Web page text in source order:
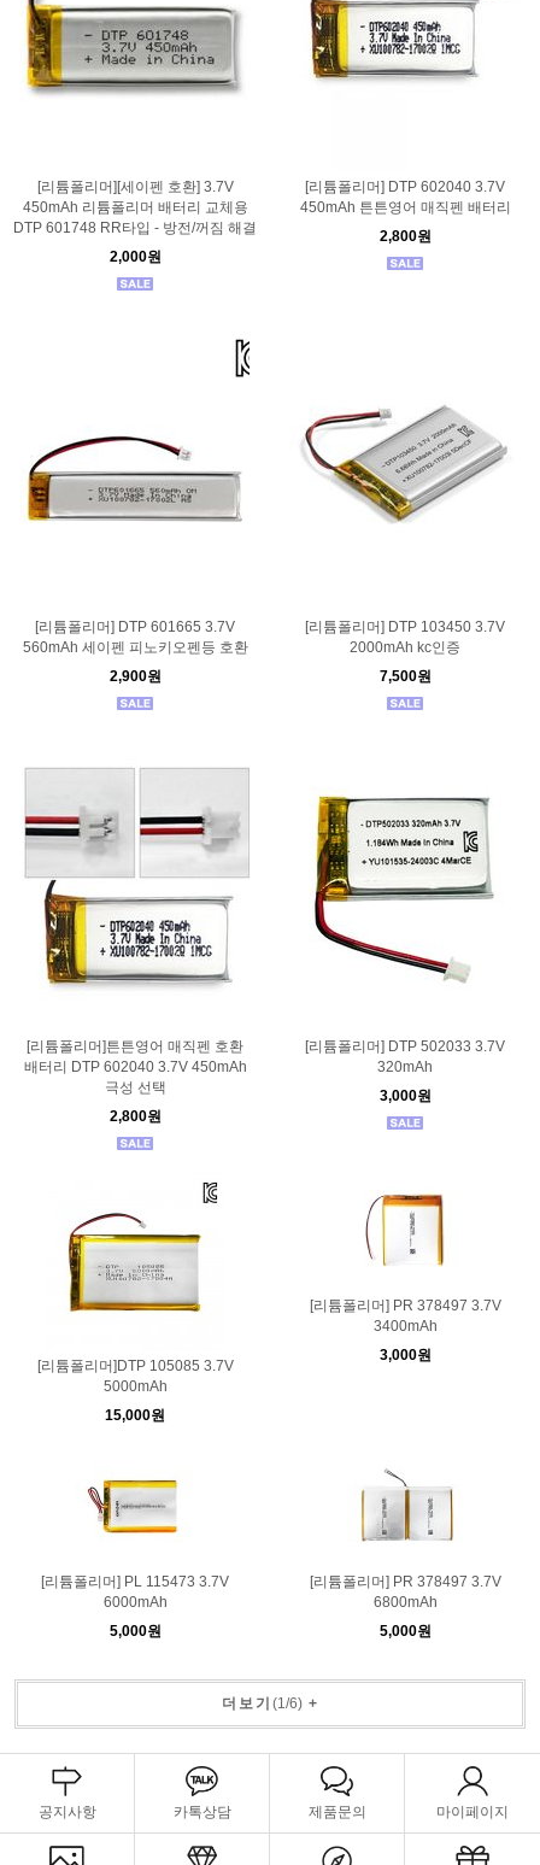
[리튬폴리머][세이펜 호환] 3.7V
450mAh 리튬폴리머 배터리 교체용
DTP 601748 RR타입 - 방전/꺼짐 해결
2,000원
[리튬폴리머] DTP 602040 3.7V
450mAh 튼튼영어 매직펜 배터리
2,800원
[리튬폴리머] DTP 601665 3.7V
560mAh 세이펜 피노키오펜등 호환
2,900원
[리튬폴리머] DTP 103450 3.7V
2000mAh kc인증
7,500원
[리튬폴리머]튼튼영어 매직펜 호환
배터리 DTP 602040 3.7V 450mAh
극성 선택
2,800원
[리튬폴리머] DTP 502033 3.7V
320mAh
3,000원
[리튬폴리머]DTP 105085 3.7V
5000mAh
15,000원
[리튬폴리머] PR 378497 3.7V
3400mAh
3,000원
[리튬폴리머] PL 115473 3.7V
6000mAh
5,000원
[리튬폴리머] PR 378497 3.7V
6800mAh
5,000원
더보기 (1/6)+
공지사항 카톡상담 제품문의 마이페이지